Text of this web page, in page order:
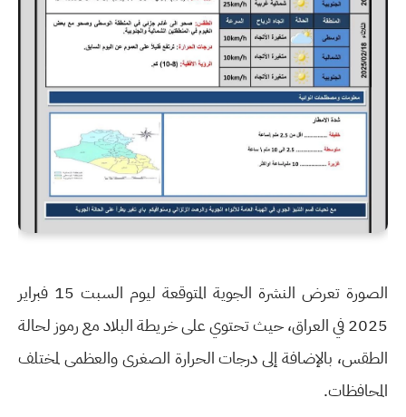
الصورة تعرض النشرة الجوية المتوقعة ليوم السبت 15 فبراير
2025 في العراق، حيث تحتوي على خريطة البلاد مع رموز لحالة
الطقس، بالإضافة إلى درجات الحرارة الصغرى والعظمى لمختلف
المحافظات.